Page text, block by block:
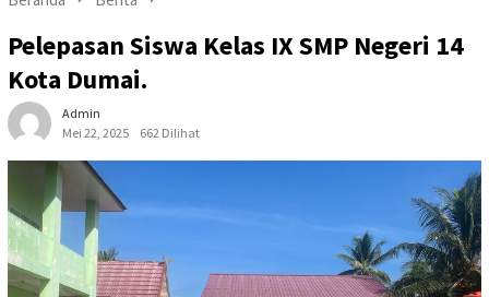
Pelepasan Siswa Kelas IX SMP Negeri 14
Kota Dumai.
Admin
Mei 22, 2025
662 Dilihat